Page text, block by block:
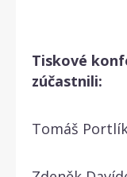
Tiskové
zúčastnili:
Tomáš